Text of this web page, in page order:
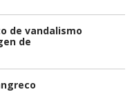
de vandalismo
de